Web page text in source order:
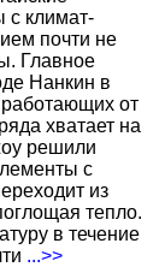
с климат-
почти не
Главное
Нанкин в
от
хватает на
решили
с
из
тепло.
в течение
...>>